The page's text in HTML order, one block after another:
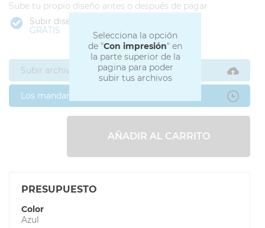
Selecciona la opción
de "Con impresión" en
la parte superior de la
pagina para poder
subir tus archivos
Sube tu propio diseño antes o después de pagar
Subir diseño
GRATIS
Subir archivos ahora
Los mandaré después
AÑADIR AL CARRITO
PRESUPUESTO
Color
Azul